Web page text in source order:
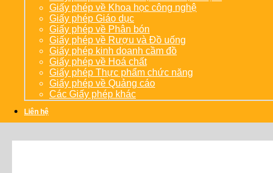
Giấy phép về Khoa học công nghệ
Giấy phép Giáo dục
Giấy phép về Phân bón
Giấy phép về Rượu và Đồ uống
Giấy phép kinh doanh cầm đồ
Giấy phép về Hoá chất
Giấy phép Thực phẩm chức năng
Giấy phép về Quảng cáo
Các Giấy phép khác
Liên hệ